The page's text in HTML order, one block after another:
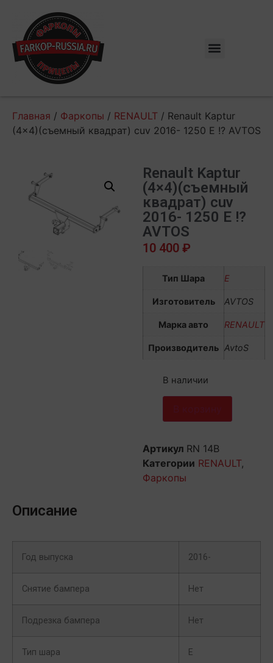
Главная / Фаркопы / RENAULT / Renault Kaptur
(4×4)(съемный квадрат) cuv 2016- 1250 E !? AVTOS
Renault Kaptur
(4×4)(съемный
квадрат) cuv
2016- 1250 E !?
AVTOS
10 400 ₽
Тип Шара E
Изготовитель AVTOS
Марка авто RENAULT
Производитель AvtoS
В наличии
Артикул RN 14B
Категории RENAULT,
Фаркопы
Описание
Год выпуска 2016-
Снятие бампера Нет
Подрезка бампера Нет
Тип шара E